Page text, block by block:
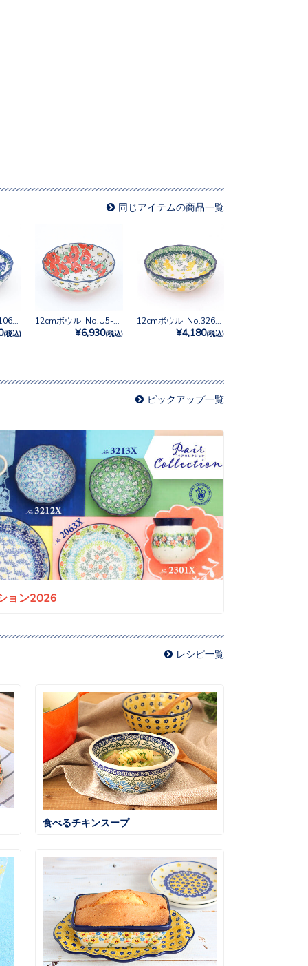
同じアイテムの商品一覧
12cmボウル No.1069X
(税込) ¥6,930(税込)
12cmボウル No.3265X
¥4,180(税込)
ピックアップ一覧
ョン2026
レシピ一覧
食べるチキンスープ